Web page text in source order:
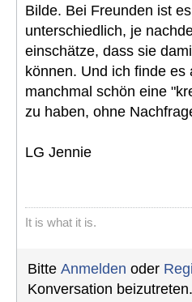
Bilde. Bei Freunden ist es
unterschiedlich, je
einschätze, dass sie
können. Und ich finde es
manchmal schön eine
zu haben, ohne
LG Jennie
It is what it is.
Bitte Anmelden oder
Konversation beizutreten.